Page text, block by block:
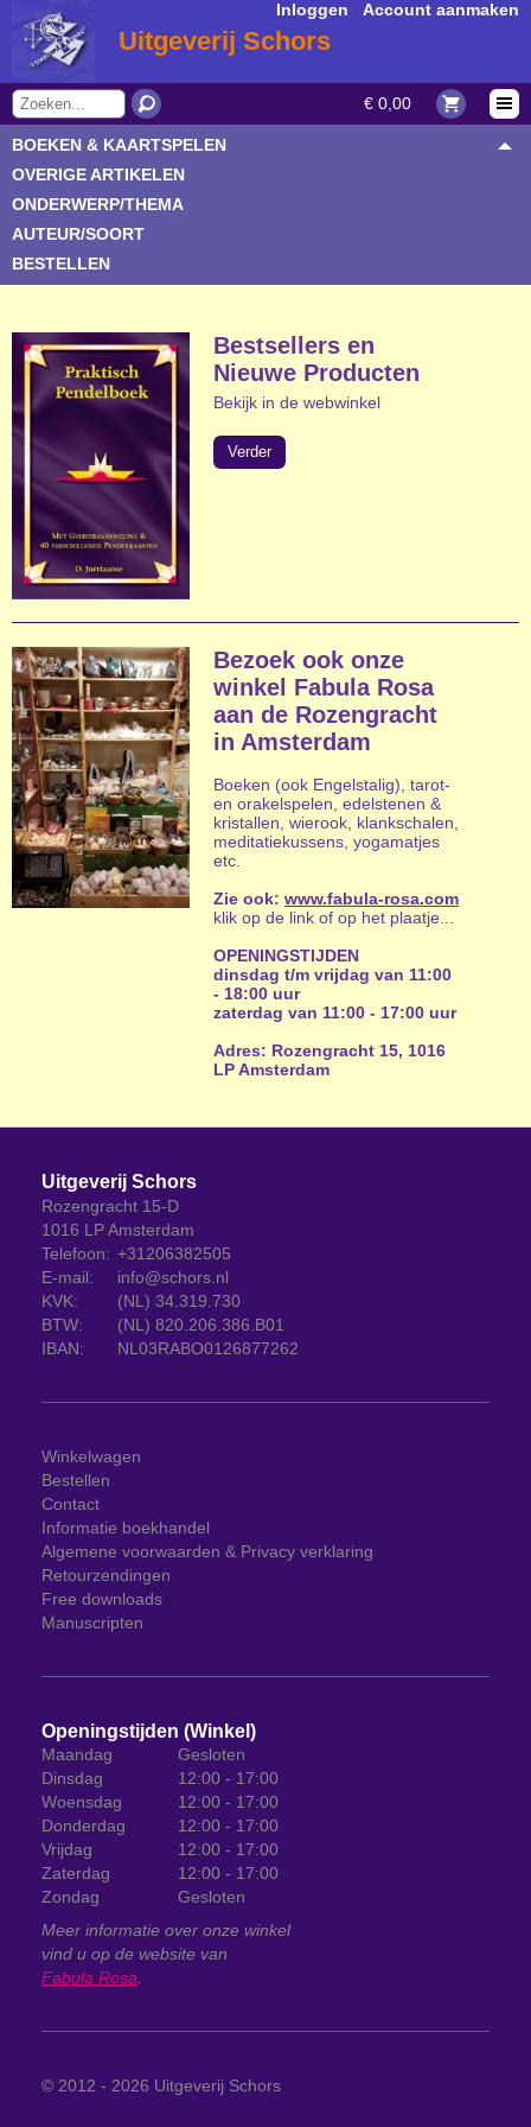
€ 0,00
Inloggen Account aanmaken
Uitgeverij Schors
BOEKEN & KAARTSPELEN
OVERIGE ARTIKELEN
ONDERWERP/THEMA
AUTEUR/SOORT
BESTELLEN
Bestsellers en
Nieuwe Producten
Bekijk in de webwinkel
Bezoek ook onze
winkel Fabula Rosa
aan de Rozengracht
in Amsterdam
Boeken (ook Engelstalig), tarot-
en orakelspelen, edelstenen &
kristallen, wierook, klankschalen,
meditatiekussens, yogamatjes
etc.
Zie ook: www.fabula-rosa.com
klik op de link of op het plaatje...
OPENINGSTIJDEN
dinsdag t/m vrijdag van 11:00
- 18:00 uur
zaterdag van 11:00 - 17:00 uur
Adres: Rozengracht 15, 1016
LP Amsterdam
Uitgeverij Schors
Rozengracht 15-D
1016 LP Amsterdam
Telefoon: +31206382505
E-mail:
info@schors.nl
KVK:
(NL) 34.319.730
BTW:
(NL) 820.206.386.B01
IBAN:
NL03RABO0126877262
Winkelwagen
Bestellen
Contact
Informatie boekhandel
Algemene voorwaarden & Privacy verklaring
Retourzendingen
Free downloads
Manuscripten
Openingstijden (Winkel)
Maandag
Gesloten
Dinsdag
12:00 - 17:00
Woensdag
12:00 - 17:00
Donderdag
12:00 - 17:00
Vrijdag
12:00 - 17:00
Zaterdag
12:00 - 17:00
Zondag
Gesloten
Meer informatie over onze winkel
vind u op de website van
Fabula Rosa
© 2012 - 2026 Uitgeverij Schors